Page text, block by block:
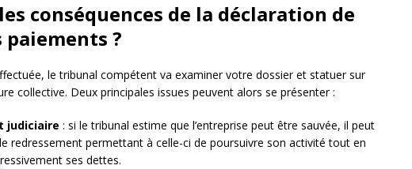
conséquences de la déclaration de
paiements ?
le tribunal compétent va examiner votre dossier et statuer sur
collective. Deux principales issues peuvent alors se présenter :
judiciaire : si le tribunal estime que l’entreprise peut être sauvée, il peut
redressement permettant à celle-ci de poursuivre son activité tout en
ses dettes.